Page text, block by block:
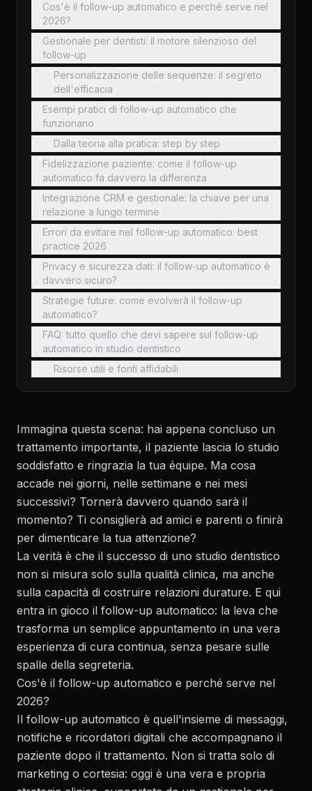
Cos'è il follow-up automatico e perché serve nel
2026?
Gestionale per dentisti: il motore silenzioso del
follow-up
Personalizzazione delle sequenze: il segreto
dell'efficacia
Esempi pratici di follow-up automatico che
funzionano
Dalla teoria alla pratica: step by step
Fidelizzazione paziente: come il follow-up
automatico fa davvero la differenza
Integrazione CRM e gestionale: la chiave per una
relazione a lungo termine
Errori da evitare nel follow-up automatico: best
practice 2026
Privacy e sicurezza dati: il follow-up automatico è
davvero sicuro?
Strategie future: come evolverà il follow-up
automatico?
FAQ: tutto quello che devi sapere sul follow-up
automatico in studio dentistico
Risorse utili e fonti affidabili
Immagina questa scena: hai appena concluso un
trattamento importante, il paziente lascia lo studio
soddisfatto e ringrazia la tua équipe. Ma cosa
accade nei giorni, nelle settimane e nei mesi
successivi? Tornerà davvero quando sarà il
momento? Ti consiglierà ad amici e parenti o finirà
per dimenticare la tua attenzione?
La verità è che il successo di uno studio dentistico
non si misura solo sulla qualità clinica, ma anche
sulla capacità di costruire relazioni durature. E qui
entra in gioco il follow-up automatico: la leva che
trasforma un semplice appuntamento in una vera
esperienza di cura continua, senza pesare sulle
spalle della segreteria.
Cos'è il follow-up automatico e perché serve nel
2026?
Il follow-up automatico è quell'insieme di messaggi,
notifiche e ricordatori digitali che accompagnano il
paziente dopo il trattamento. Non si tratta solo di
marketing o cortesia: oggi è una vera e propria